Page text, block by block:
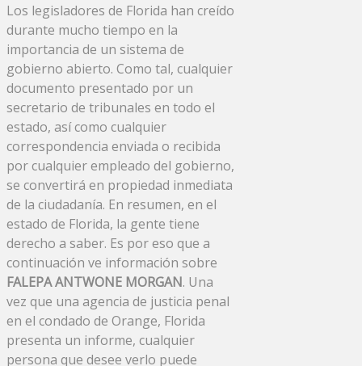
Los legisladores de Florida han creído
durante mucho tiempo en la
importancia de un sistema de
gobierno abierto. Como tal, cualquier
documento presentado por un
secretario de tribunales en todo el
estado, así como cualquier
correspondencia enviada o recibida
por cualquier empleado del gobierno,
se convertirá en propiedad inmediata
de la ciudadanía. En resumen, en el
estado de Florida, la gente tiene
derecho a saber. Es por eso que a
continuación ve información sobre
FALEPA ANTWONE MORGAN. Una
vez que una agencia de justicia penal
en el condado de Orange, Florida
presenta un informe, cualquier
persona que desee verlo puede